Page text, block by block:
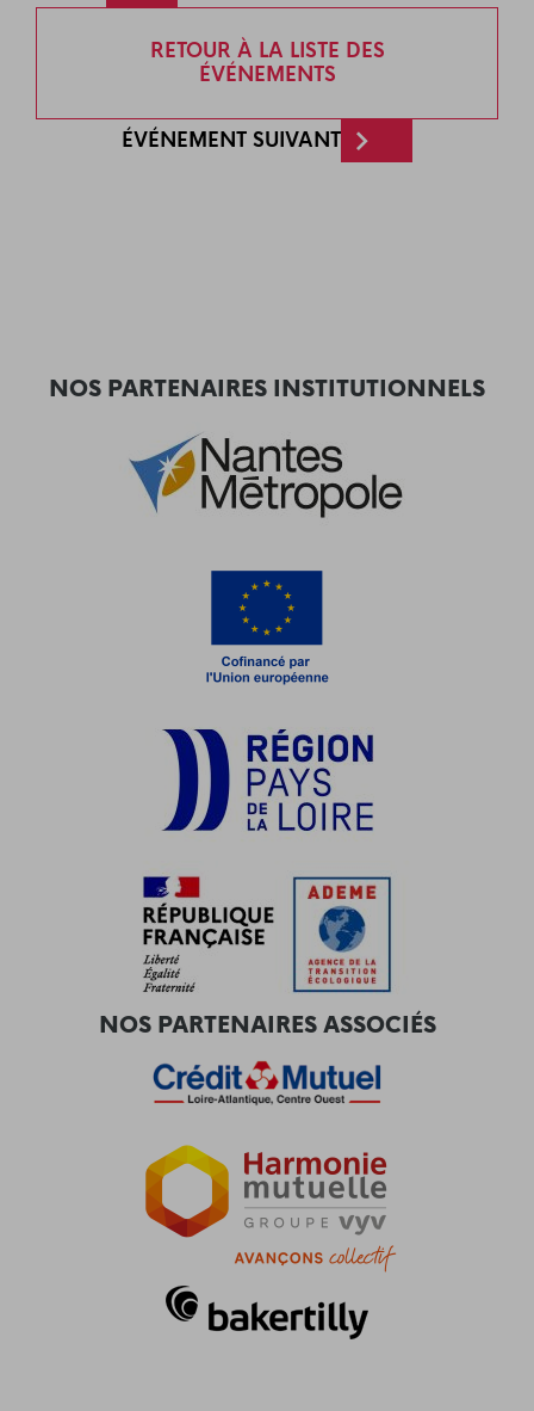
RETOUR À LA LISTE DES
ÉVÉNEMENTS
ÉVÉNEMENT SUIVANT
NOS PARTENAIRES INSTITUTIONNELS
NOS PARTENAIRES ASSOCIÉS